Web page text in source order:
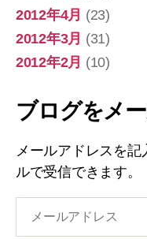
2012年4月 (23)
2012年3月 (31)
2012年2月 (10)
ブログをメ
メールアドレスを
ルで受信できます。